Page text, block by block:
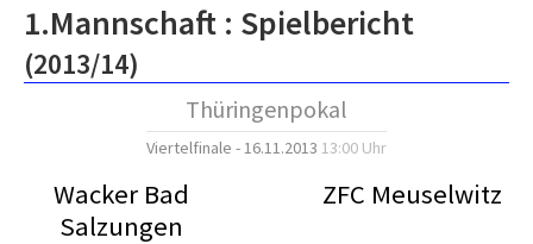
1.Mannschaft : Spielbericht
(2013/14)
Thüringenpokal
Viertelfinale - 16.11.2013 13:00 Uhr
Wacker Bad
Salzungen
ZFC Meuselwitz